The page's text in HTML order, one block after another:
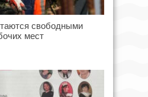
свободными
мест